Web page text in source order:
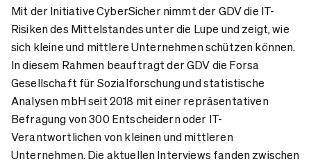
Mit der Initiative CyberSicher nimmt der GDV die IT-
Risiken des Mittelstandes unter die Lupe und zeigt, wie
sich kleine und mittlere Unternehmen schützen können.
In diesem Rahmen beauftragt der GDV die Forsa
Gesellschaft für Sozialforschung und statistische
Analysen mbH seit 2018 mit einer repräsentativen
Befragung von 300 Entscheidern oder IT-
Verantwortlichen von kleinen und mittleren
Unternehmen. Die aktuellen Interviews fanden zwischen